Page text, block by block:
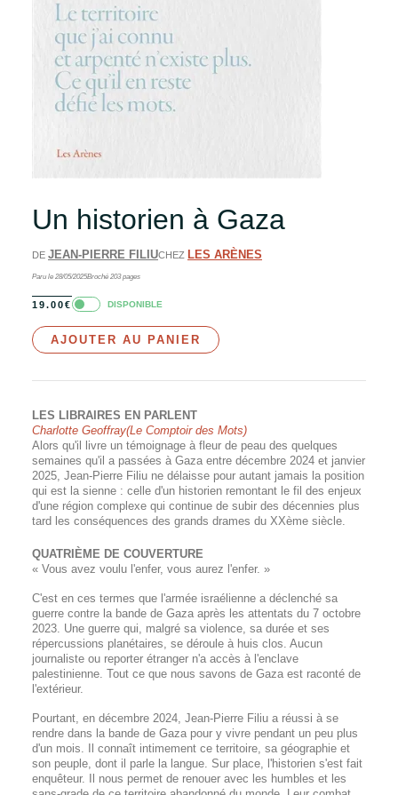
Un historien à Gaza
DE JEAN-PIERRE FILIUCHEZ LES ARÈNES
Paru le 28/05/2025Broché 203pages
19.00€ DISPONIBLE
AJOUTER AU PANIER
LES LIBRAIRES EN PARLENT
Charlotte Geoffray(Le Comptoir des Mots)
Alors qu'il livre un témoignage à fleur de peau des quelques
semaines qu'il a passées à Gaza entre décembre 2024 et janvier
2025, Jean-Pierre Filiu ne délaisse pour autant jamais la position
qui est la sienne : celle d'un historien remontant le fil des enjeux
d'une région complexe qui continue de subir des décennies plus
tard les conséquences des grands drames du XXème siècle.
QUATRIÈME DE COUVERTURE
« Vous avez voulu l'enfer, vous aurez l'enfer. »
C'est en ces termes que l'armée israélienne a déclenché sa
guerre contre la bande de Gaza après les attentats du 7 octobre
2023. Une guerre qui, malgré sa violence, sa durée et ses
répercussions planétaires, se déroule à huis clos. Aucun
journaliste ou reporter étranger n'a accès à l'enclave
palestinienne. Tout ce que nous savons de Gaza est raconté de
l'extérieur.
Pourtant, en décembre 2024, Jean-Pierre Filiu a réussi à se
rendre dans la bande de Gaza pour y vivre pendant un peu plus
d'un mois. Il connaît intimement ce territoire, sa géographie et
son peuple, dont il parle la langue. Sur place, l'historien s'est fait
enquêteur. Il nous permet de renouer avec les humbles et les